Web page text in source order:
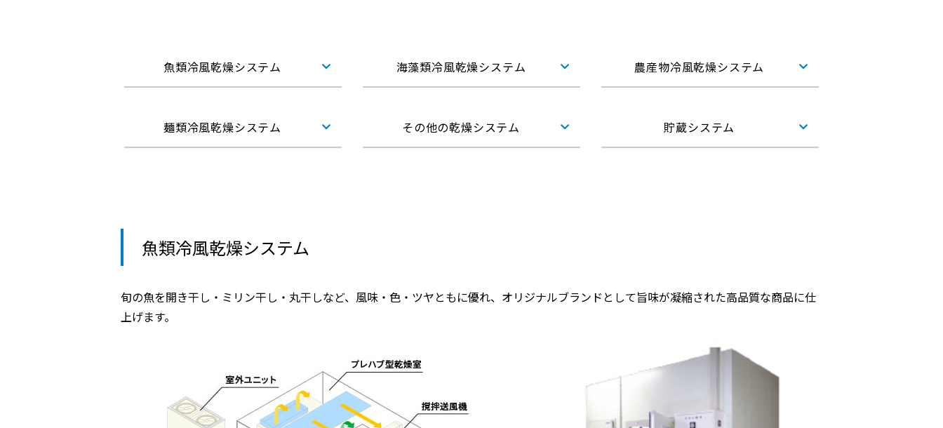
魚類冷風乾燥システム 海藻類冷風乾燥システム 農産物冷風乾燥システム
麺類冷風乾燥システム その他の乾燥システム 貯蔵システム
魚類冷風乾燥システム
旬の魚を開き干し・ミリン干し・丸干しなど、風味・色・ツヤともに優れ、オリジナルブランドとして旨味が凝縮された高品質な商品に仕
上げます。